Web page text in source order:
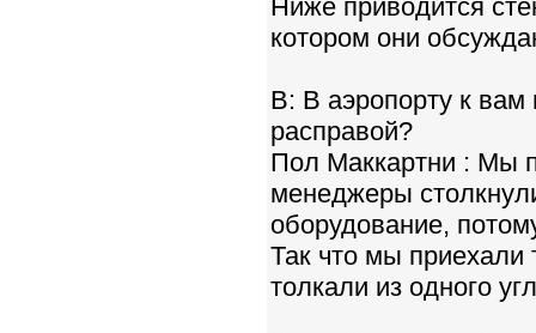
Ниже приводится
котором они
В: В аэропорту к вам
расправой?
Пол Маккартни : Мы
менеджеры
оборудование,
Так что мы приехали
толкали из одного